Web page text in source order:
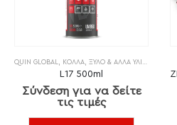
QUIN GLOBAL, ΚΌΛΛΑ,ΞΎΛΟ & ΆΛΛΑ ΥΛΙΚΆ
L17 500ml
Σύνδεση για να δείτε
τις τιμές